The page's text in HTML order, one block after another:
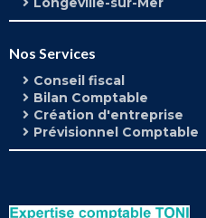
Nos Services
Conseil fiscal
Bilan Comptable
Création d'entreprise
Prévisionnel Comptable